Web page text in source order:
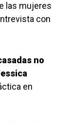
las mujeres
con
no
en